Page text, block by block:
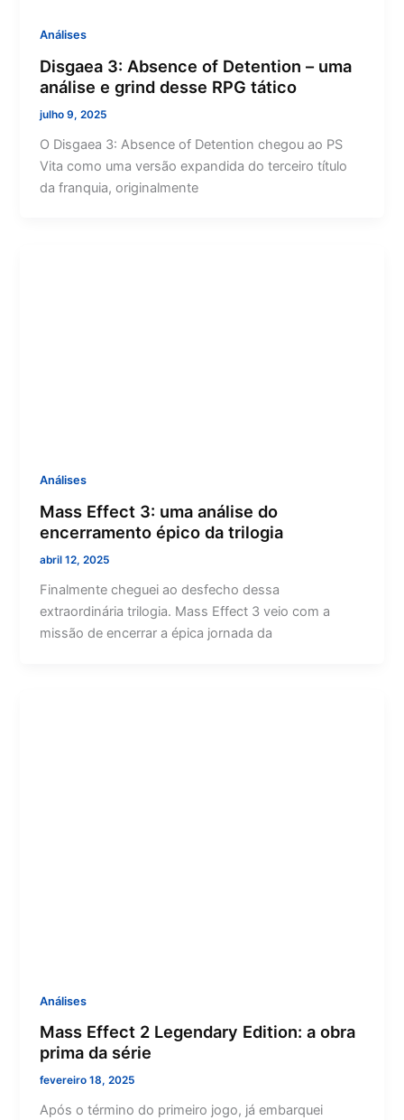
Análises
Disgaea 3: Absence of Detention – uma
análise e grind desse RPG tático
julho 9, 2025
O Disgaea 3: Absence of Detention chegou ao PS
Vita como uma versão expandida do terceiro título
da franquia, originalmente
Análises
Mass Effect 3: uma análise do
encerramento épico da trilogia
abril 12, 2025
Finalmente cheguei ao desfecho dessa
extraordinária trilogia. Mass Effect 3 veio com a
missão de encerrar a épica jornada da
Análises
Mass Effect 2 Legendary Edition: a obra
prima da série
fevereiro 18, 2025
Após o término do primeiro jogo, já embarquei